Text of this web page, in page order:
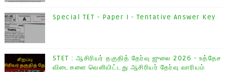
Special TET - Paper I - Tentative Answer Key
STET : ஆசிரியர் தகுதித் தேர்வு ஜுலை 2026 - உத்தேச
விடைகளை வெளியிட்டது ஆசிரியர் தேர்வு வாரியம்